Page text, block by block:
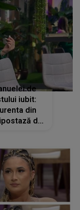
de
iubit:
din
de